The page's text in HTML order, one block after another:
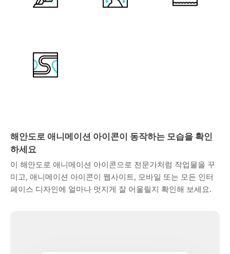
해안도로 애니메이션 아이콘이 동작하는 모습을 확인
하세요
이 해안도로 애니메이션 아이콘으로 전문가처럼 작업물을 꾸
미고, 애니메이션 아이콘이 웹사이트, 모바일 또는 모든 인터
페이스 디자인에 얼마나 멋지게 잘 어울릴지 확인해 보세요.